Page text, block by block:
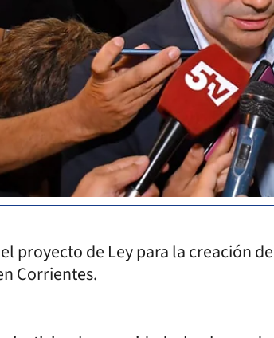
proyecto de Ley para la creación
Corrientes.